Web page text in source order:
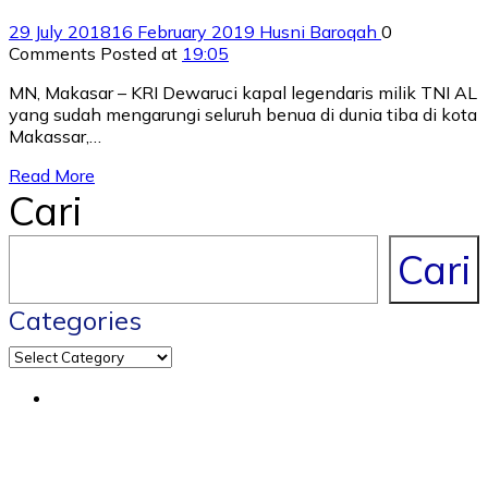
29 July 201816 February 2019 Husni Baroqah 0
Comments Posted at 19:05
MN, Makasar – KRI Dewaruci kapal legendaris milik TNI AL
yang sudah mengarungi seluruh benua di dunia tiba di kota
Makassar,…
Read More
Cari
Cari
Categories